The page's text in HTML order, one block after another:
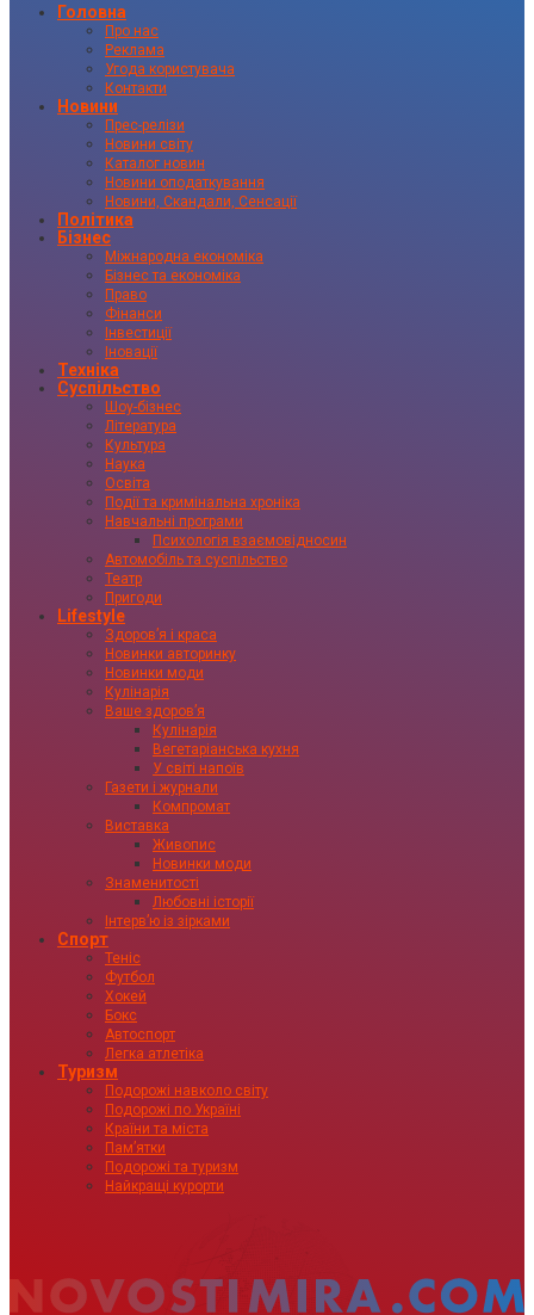
Головна
Про нас
Реклама
Угода користувача
Контакти
Новини
Прес-релізи
Новини світу
Каталог новин
Новини оподаткування
Новини, Скандали, Сенсації
Політика
Бізнес
Міжнародна економіка
Бізнес та економіка
Право
Фінанси
Інвестиції
Іновації
Техніка
Суспільство
Шоу-бізнес
Література
Культура
Наука
Освіта
Події та кримінальна хроніка
Навчальні програми
Психологія взаємовідносин
Автомобіль та суспільство
Театр
Пригоди
Lifestyle
Здоровʼя і краса
Новинки авторинку
Новинки моди
Кулінарія
Ваше здоровʼя
Кулінарія
Вегетаріанська кухня
У світі напоїв
Газети і журнали
Компромат
Виставка
Живопис
Новинки моди
Знаменитості
Любовні історії
Інтервʼю із зірками
Спорт
Теніс
Футбол
Хокей
Бокс
Автоспорт
Легка атлетіка
Туризм
Подорожі навколо світу
Подорожі по Україні
Країни та міста
Пам’ятки
Подорожі та туризм
Найкращі курорти